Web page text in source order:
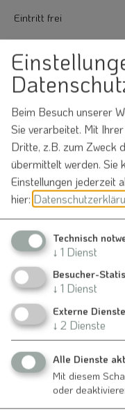
Eintritt frei
Möchten Sie
Veranstaltung
Nennslingen
Veranstalter
Ev.
Frau Gudrun Legl
Weißenburger Straße 18
91790 Nennslingen
Beim Besuch unserer
Sie verarbeitet. Mit
Dritte, z.B. zum Zweck
übermittelt werden. Sie
Einstellungen jederzeit
hier:
Technisch
↓ 1 Dienst
Besucher-
↓ 1 Dienst
Externe Dienste
↓ 2 Dienste
Alle Dienste
Mit diesem
oder